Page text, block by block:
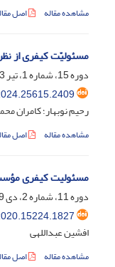
مشاهده مقاله اصل
مسئولیّت کیفری از
دوره 15، شماره 1، تیر 1403، صفحه
رحیم نوبهار؛ کامران
مشاهده مقاله اصل
مسئولیت کیفری
دوره 11، شماره 2، دی 1399، صفحه
افشین عبداللهی
مشاهده مقاله اصل